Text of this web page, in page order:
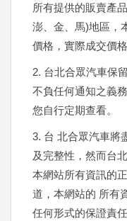
所有提供的販賣產
澎、金、馬)地區，
價格，實際成交價
2. 台北合眾汽車保
不負任何通知之義
您自行定期查看。
3. 台 北合眾汽車將
及完整性，然而台
本網站所有資訊的
道，本網站的 所有
任何形式的保證責